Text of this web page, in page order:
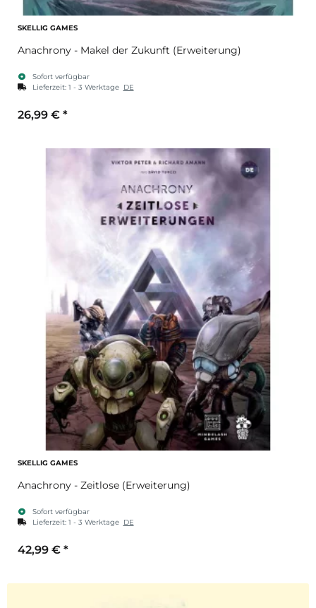
SKELLIG GAMES
Anachrony - Makel der Zukunft (Erweiterung)
Sofort verfügbar
Lieferzeit: 1 - 3 Werktage DE
26,99 € *
SKELLIG GAMES
Anachrony - Zeitlose (Erweiterung)
Sofort verfügbar
Lieferzeit: 1 - 3 Werktage DE
42,99 € *